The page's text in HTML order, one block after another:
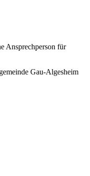
Ansprechperson für
Gau-Algesheim